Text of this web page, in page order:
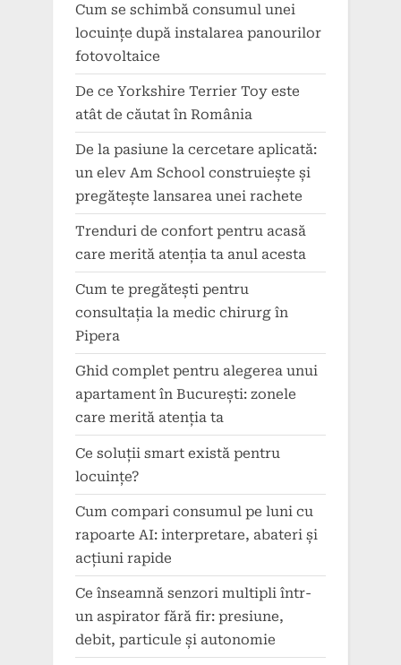
Cum se schimbă consumul unei
locuințe după instalarea panourilor
fotovoltaice
De ce Yorkshire Terrier Toy este
atât de căutat în România
De la pasiune la cercetare aplicată:
un elev Am School construiește și
pregătește lansarea unei rachete
Trenduri de confort pentru acasă
care merită atenția ta anul acesta
Cum te pregătești pentru
consultația la medic chirurg în
Pipera
Ghid complet pentru alegerea unui
apartament în București: zonele
care merită atenția ta
Ce soluții smart există pentru
locuințe?
Cum compari consumul pe luni cu
rapoarte AI: interpretare, abateri și
acțiuni rapide
Ce înseamnă senzori multipli într-
un aspirator fără fir: presiune,
debit, particule și autonomie